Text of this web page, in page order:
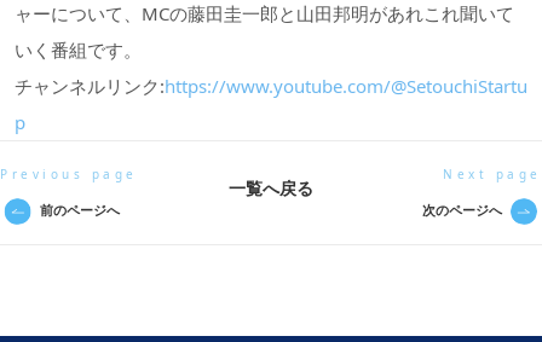
ャーについて、MCの藤田圭一郎と山田邦明があれこれ聞いて
いく番組です。
チャンネルリンク:https://www.youtube.com/@SetouchiStartu
p
Previous page
前のページへ
一覧へ戻る
Next page
次のページへ